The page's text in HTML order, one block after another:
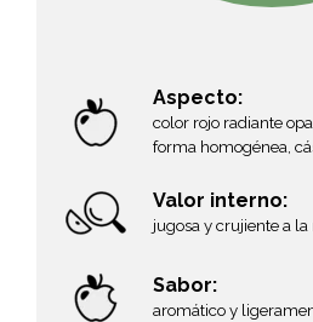
Video abspielen
cáscara lisa, forma
cónica, color base
rojo brillante cubierta a
Valor interno:
crujiente y jugosa con
Sabor:
refrescante, dulce con
Aspecto:
color rojo radiante
forma homogénea,
Valor interno:
jugosa y crujiente a
Sabor:
aromático y